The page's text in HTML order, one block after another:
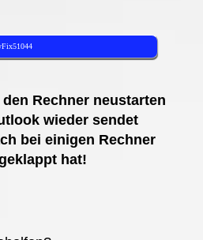
Rechner neustarten
wieder sendet
bei einigen Rechner
hat!